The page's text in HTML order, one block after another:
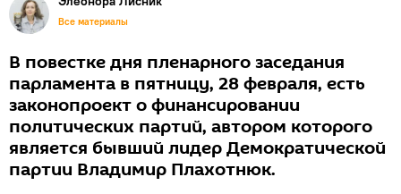
Все материалы
В повестке дня пленарного заседания
парламента в пятницу, 28 февраля, есть
законопроект о финансировании
политических партий, автором которого
является бывший лидер Демократической
партии Владимир Плахотнюк.